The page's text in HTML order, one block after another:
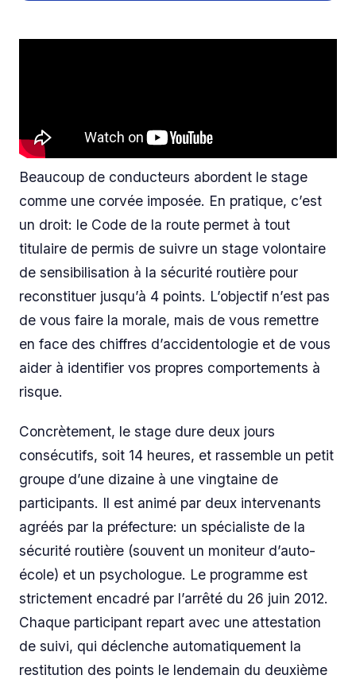
Beaucoup de conducteurs abordent le stage
comme une corvée imposée. En pratique, c’est
un droit: le Code de la route permet à tout
titulaire de permis de suivre un stage volontaire
de sensibilisation à la sécurité routière pour
reconstituer jusqu’à 4 points. L’objectif n’est pas
de vous faire la morale, mais de vous remettre
en face des chiffres d’accidentologie et de vous
aider à identifier vos propres comportements à
risque.
Concrètement, le stage dure deux jours
consécutifs, soit 14 heures, et rassemble un petit
groupe d’une dizaine à une vingtaine de
participants. Il est animé par deux intervenants
agréés par la préfecture: un spécialiste de la
sécurité routière (souvent un moniteur d’auto-
école) et un psychologue. Le programme est
strictement encadré par l’arrêté du 26 juin 2012.
Chaque participant repart avec une attestation
de suivi, qui déclenche automatiquement la
restitution des points le lendemain du deuxième